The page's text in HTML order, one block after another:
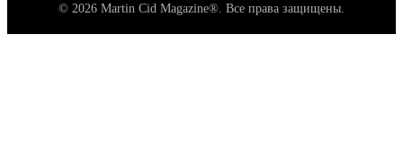
© 2026 Martin Cid Magazine®. Все права защищены.